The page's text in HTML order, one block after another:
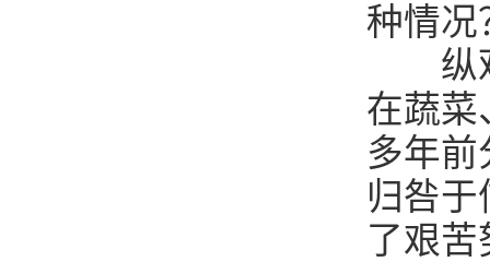
种情况
纵观
在蔬菜
多年
归咎
了艰